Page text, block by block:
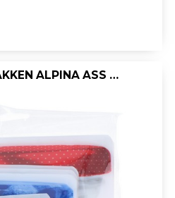
VOEDSEL BEWAARZAKKEN ALPINA ASS /SET10ST